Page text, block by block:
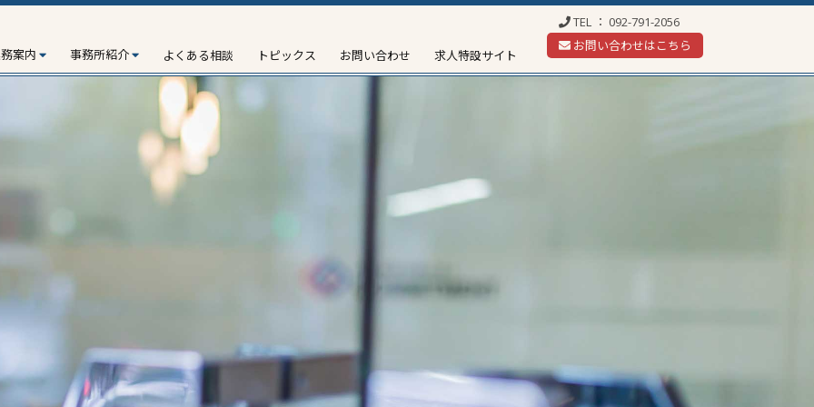
案内 事務所紹介 よくある相談 トピックス お問い合わせ 求人特設サイト
TEL ： 092-791-2056
お問い合わせはこちら